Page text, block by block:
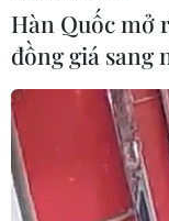
Tin cùng chuyên mục
Hàn Quốc mở
đồng giá sang